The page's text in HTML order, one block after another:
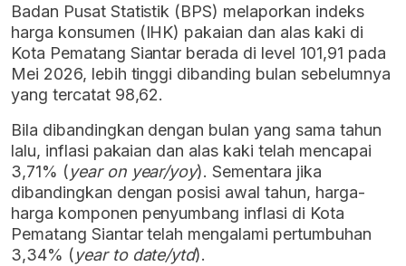
Badan Pusat Statistik (BPS) melaporkan indeks
harga konsumen (IHK) pakaian dan alas kaki di
Kota Pematang Siantar berada di level 101,91 pada
Mei 2026, lebih tinggi dibanding bulan sebelumnya
yang tercatat 98,62.
Bila dibandingkan dengan bulan yang sama tahun
lalu, inflasi pakaian dan alas kaki telah mencapai
3,71% (year on year/yoy). Sementara jika
dibandingkan dengan posisi awal tahun, harga-
harga komponen penyumbang inflasi di Kota
Pematang Siantar telah mengalami pertumbuhan
3,34% (year to date/ytd).